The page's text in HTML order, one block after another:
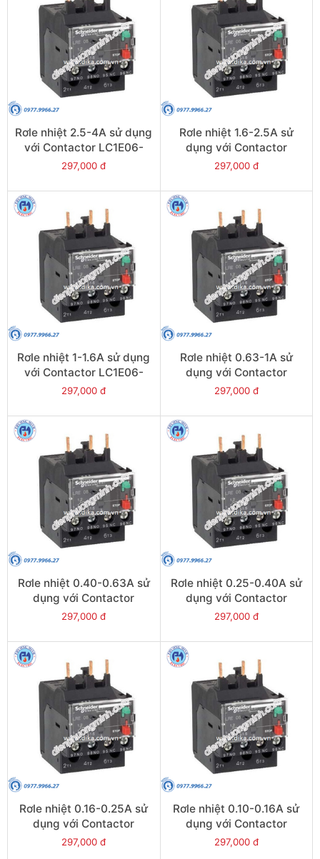
Rơle nhiệt 2.5-4A sử dụng
với Contactor LC1E06-
E38 - Model LRE08
297,000 đ
Rơle nhiệt 1.6-2.5A sử
dụng với Contactor
LC1E06-E38 - Model
297,000 đ
Rơle nhiệt 1-1.6A sử dụng
với Contactor LC1E06-
E38 - Model LRE06
297,000 đ
Rơle nhiệt 0.63-1A sử
dụng với Contactor
LC1E06-E38 - Model
297,000 đ
Rơle nhiệt 0.40-0.63A sử
dụng với Contactor
LC1E06-E38 - Model
297,000 đ
Rơle nhiệt 0.25-0.40A sử
dụng với Contactor
LC1E06-E38 - Model
297,000 đ
Rơle nhiệt 0.16-0.25A sử
dụng với Contactor
LC1E06-E38 - Model
297,000 đ
Rơle nhiệt 0.10-0.16A sử
dụng với Contactor
LC1E06-E38 - Model
297,000 đ